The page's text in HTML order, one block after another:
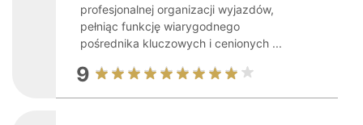
profesjonalnej organizacji wyjazdów,
pełniąc funkcję wiarygodnego
pośrednika kluczowych i cenionych ...
9